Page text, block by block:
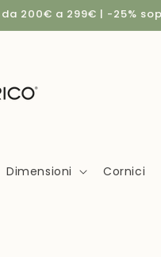
da 200€ a 299€ | -25%
Dimensioni Cornici